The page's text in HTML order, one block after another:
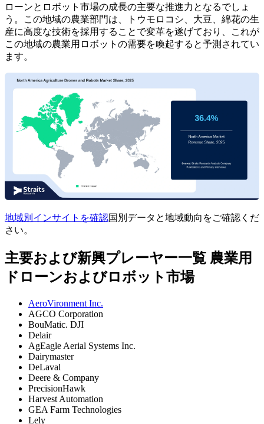
ローンとロボット市場の成長の主要な推進力となるでしょ
う。この地域の農業部門は、トウモロコシ、大豆、綿花の生
産に高度な技術を採用することで変革を遂げており、これが
この地域の農業用ロボットの需要を喚起すると予測されてい
ます。
地域別インサイトを確認国別データと地域動向をご確認くだ
さい。
主要および新興プレーヤー一覧 農業用
ドローンおよびロボット市場
AeroVironment Inc.
AGCO Corporation
BouMatic. DJI
Delair
AgEagle Aerial Systems Inc.
Dairymaster
DeLaval
Deere & Company
PrecisionHawk
Harvest Automation
GEA Farm Technologies
Lely